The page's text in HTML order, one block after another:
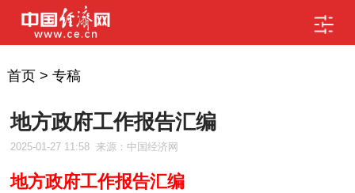
首页> 专稿
地方政府工作报告汇编
2025-01-27 11:58 来源：中国经济网
地方政府工作报告汇编